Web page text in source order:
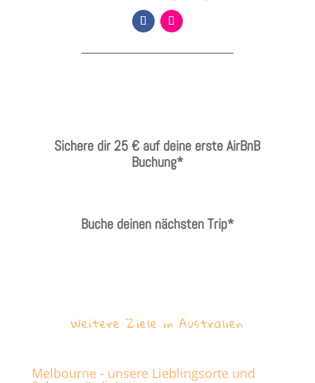
Sichere dir 25 € auf deine erste AirBnB
Buchung*
Buche deinen nächsten Trip*
Weitere Ziele in Australien
Melbourne - unsere Lieblingsorte und